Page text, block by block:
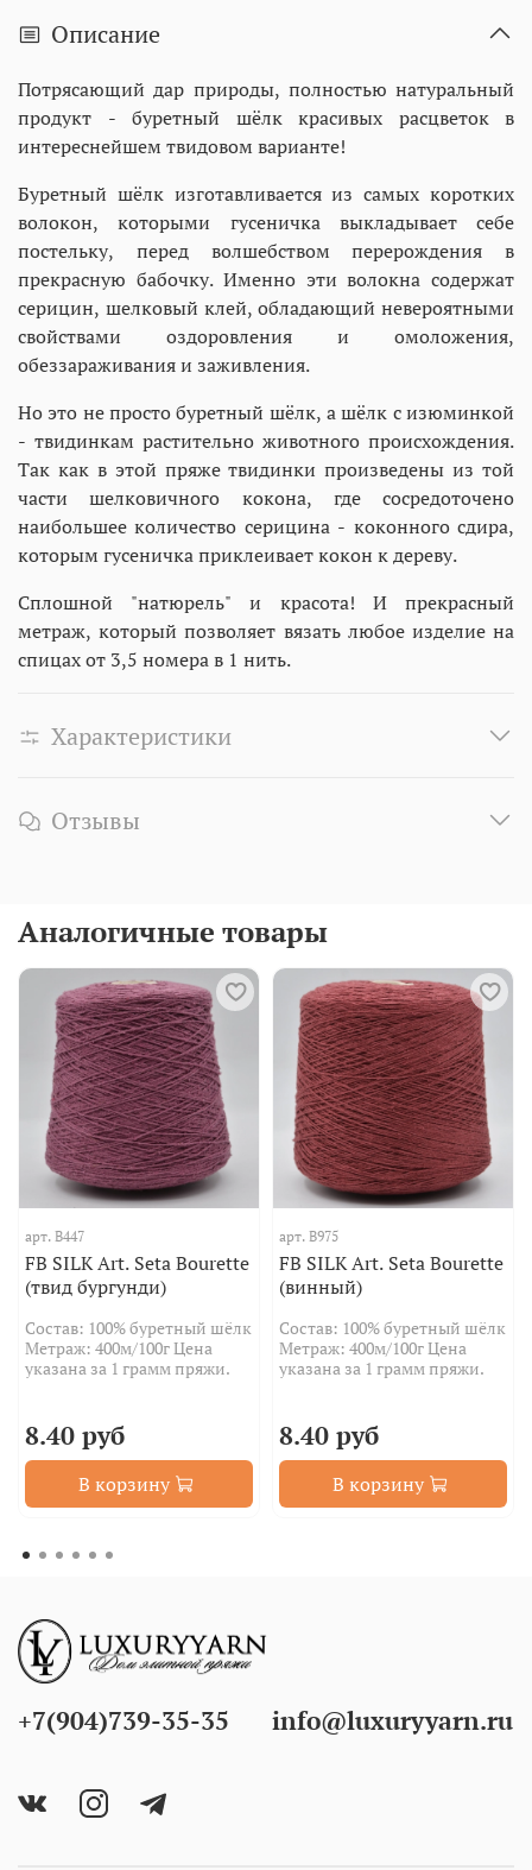
Описание
Потрясающий дар природы, полностью натуральный
продукт - буретный шёлк красивых расцветок в
интереснейшем твидовом варианте!
Буретный шёлк изготавливается из самых коротких
волокон, которыми гусеничка выкладывает себе
постельку, перед волшебством перерождения в
прекрасную бабочку. Именно эти волокна содержат
серицин, шелковый клей, обладающий невероятными
свойствами оздоровления и омоложения,
обеззараживания и заживления.
Но это не просто буретный шёлк, а шёлк с изюминкой
- твидинкам растительно животного происхождения.
Так как в этой пряже твидинки произведены из той
части шелковичного кокона, где сосредоточено
наибольшее количество серицина - коконного сдира,
которым гусеничка приклеивает кокон к дереву.
Сплошной "натюрель" и красота! И прекрасный
метраж, который позволяет вязать любое изделие на
спицах от 3,5 номера в 1 нить.
Характеристики
Отзывы
Аналогичные товары
арт. B447
FB SILK Art. Seta Bourette
(твид бургунди)
Состав: 100% буретный шёлк
Метраж: 400м/100г Цена
указана за 1 грамм пряжи.
8.40 руб
В корзину
арт. B975
FB SILK Art. Seta Bourette
(винный)
Состав: 100% буретный шёлк
Метраж: 400м/100г Цена
указана за 1 грамм пряжи.
8.40 руб
В корзину
+7(904)739-35-35 info@luxuryyarn.ru